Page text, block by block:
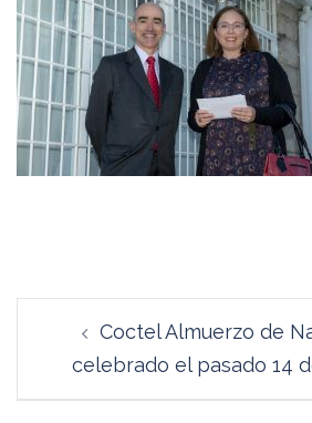
entradas
Coctel Almuerzo de
celebrado el pasado 14